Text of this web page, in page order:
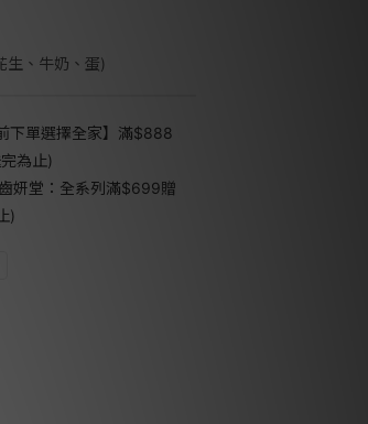
生、牛奶、蛋)
下單選擇全家】滿$888
為止)
妍堂：全系列滿$699贈
)